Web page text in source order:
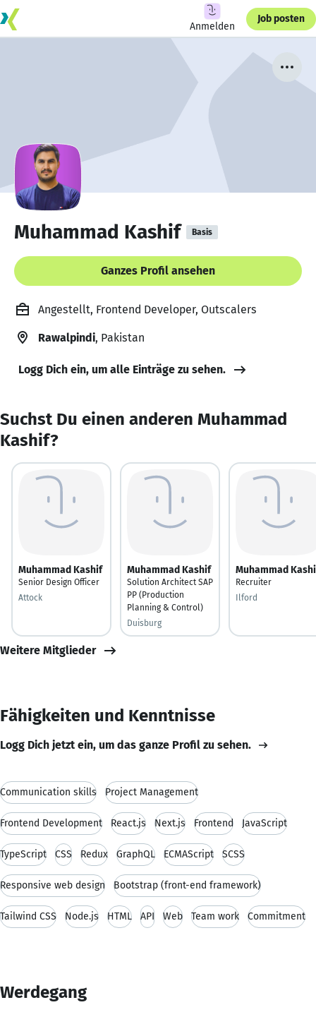
Anmelden
Job posten
Muhammad Kashif Basis
Ganzes Profil ansehen
Angestellt, Frontend Developer, Outscalers
Rawalpindi, Pakistan
Logg Dich ein, um alle Einträge zu sehen.
Suchst Du einen anderen Muhammad
Kashif?
Muhammad Kashif
Senior Design Officer
Attock
Muhammad Kashif
Solution Architect SAP
PP (Production
Planning & Control)
Duisburg
Muhammad
Recruiter
Ilford
Weitere Mitglieder
Fähigkeiten und Kenntnisse
Logg Dich jetzt ein, um das ganze Profil zu sehen.
Communication skills Project Management
Frontend Development React.js Next.js Frontend JavaScript
TypeScript CSS Redux GraphQL ECMAScript SCSS
Responsive web design Bootstrap (front-end framework)
Tailwind CSS Node.js HTML API Web Team work Commitment
Werdegang